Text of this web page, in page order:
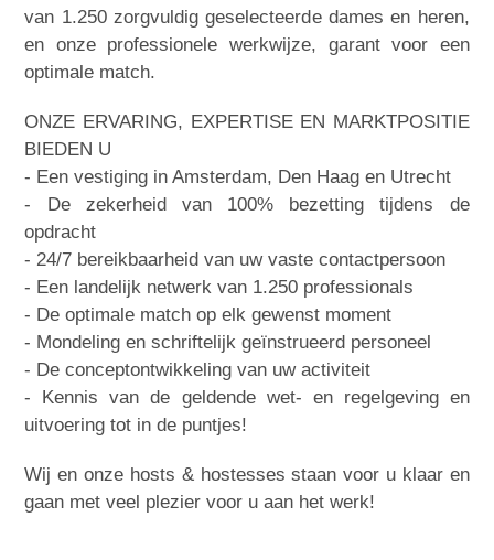
van 1.250 zorgvuldig geselecteerde dames en heren,
en onze professionele werkwijze, garant voor een
optimale match.
ONZE ERVARING, EXPERTISE EN MARKTPOSITIE
BIEDEN U
- Een vestiging in Amsterdam, Den Haag en Utrecht
- De zekerheid van 100% bezetting tijdens de
opdracht
- 24/7 bereikbaarheid van uw vaste contactpersoon
- Een landelijk netwerk van 1.250 professionals
- De optimale match op elk gewenst moment
- Mondeling en schriftelijk geïnstrueerd personeel
- De conceptontwikkeling van uw activiteit
- Kennis van de geldende wet- en regelgeving en
uitvoering tot in de puntjes!
Wij en onze hosts & hostesses staan voor u klaar en
gaan met veel plezier voor u aan het werk!